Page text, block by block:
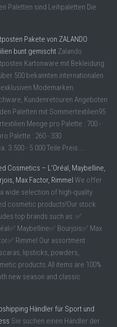
Paletten sind Leihpaletten Die
Pakete von ZALANDO
bunt gemischt Zalando
Kartonware mit Bekleidung
500 bekannten internationalen
Modemarken.
Kundenretouren Angeboten
Paletten mit Sommertextilien95
Menge pro Palette : 700 -
Palette : 260 - 330
3.500 - 5.000 Teile Preis ...
Cosmetics – L’Oréal, Maybelline,
Max Factor, Rimmel We offer
wide selection of high-quality
cosmetic products!Our stock
top brands such as: ✅
Maybelline✅ Bourjois✅ Max
Rimmel Our assortment
lipsticks, powders,
products.All items are 100%
new season and classic
Händler für Sport und
Sie suchen einen Händler der